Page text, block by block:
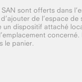
sont offerts dans
de l’espace de
un dispositif attaché
le panier.